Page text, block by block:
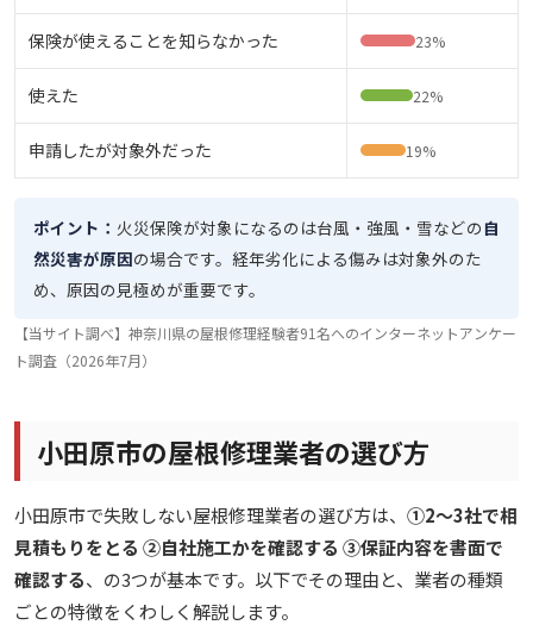
保険が使えることを知らなかった 23%
使えた 22%
申請したが対象外だった 19%
ポイント： 火災保険が対象になるのは台風・強風・雪などの 自
然災害が原因の場合です。経年劣化による傷みは対象外のた
め、原因の見極めが重要です。
【当サイト調べ】神奈川県の屋根修理経験者91名へのインターネットアンケー
ト調査（2026年7月）
小田原市の屋根修理業者の選び方
小田原市で失敗しない屋根修理業者の選び方は、 ①2〜3社で相
見積もりをとる ②自社施工かを確認する ③保証内容を書面で
確認する、の3つが基本です。以下でその理由と、業者の種類
ごとの特徴をくわしく解説します。